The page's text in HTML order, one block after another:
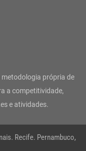
b
e
a
p
metodologia própria de
a competitividade,
e atividades.
Recife. Pernambuco,